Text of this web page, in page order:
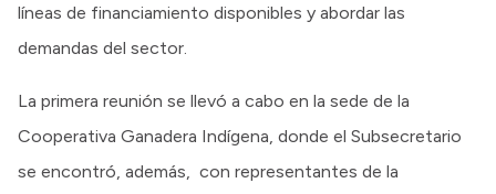
líneas de financiamiento disponibles y abordar las
demandas del sector.
La primera reunión se llevó a cabo en la sede de la
Cooperativa Ganadera Indígena, donde el Subsecretario
se encontró, además, con representantes de la